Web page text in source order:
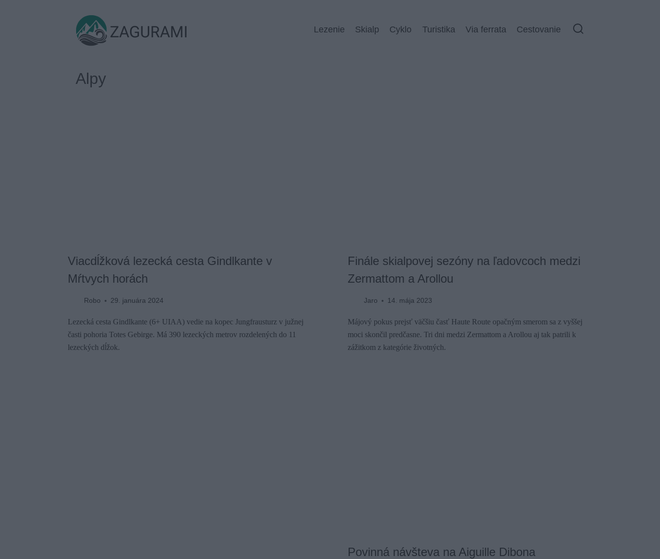
ZAGURAMI Lezenie Skialp Cyklo Turistika Via ferrata Cestovanie
Alpy
Viacdĺžková lezecká cesta Gindlkante v
Mŕtvych horách
Robo 29. januára 2024
Lezecká cesta Gindlkante (6+ UIAA) vedie na kopec Jungfrausturz v južnej
časti pohoria Totes Gebirge. Má 390 lezeckých metrov rozdelených do 11
lezeckých dĺžok.
Finále skialpovej sezóny na ľadovcoch medzi
Zermattom a Arollou
Jaro 14. mája 2023
Májový pokus prejsť väčšiu časť Haute Route opačným smerom sa z vyššej
moci skončil predčasne. Tri dni medzi Zermattom a Arollou aj tak patrili k
zážitkom z kategórie životných.
Povinná návšteva na Aiguille Dibona